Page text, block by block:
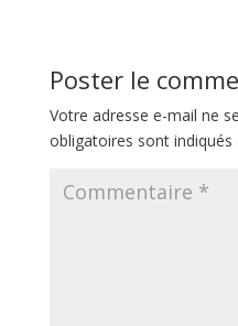
Poster le
Votre adresse e-mail ne
obligatoires sont indiqués